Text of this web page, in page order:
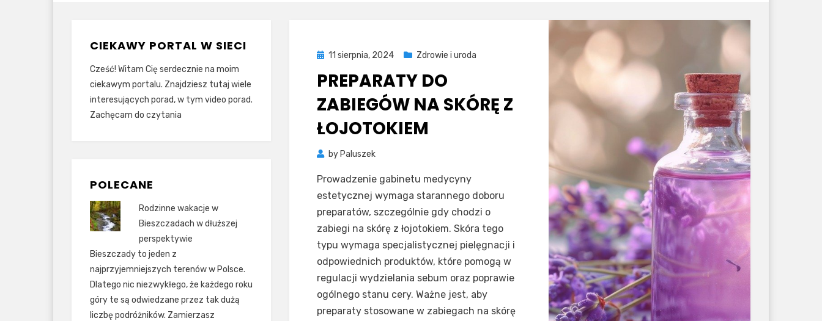
Posted
11 sierpnia, 2024 Zdrowie i uroda
PREPARATY DO
ZABIEGÓW NA SKÓRĘ Z
ŁOJOTOKIEM
by Paluszek
Prowadzenie gabinetu medycyny
estetycznej wymaga starannego doboru
preparatów, szczególnie gdy chodzi o
zabiegi na skórę z łojotokiem. Skóra tego
typu wymaga specjalistycznej pielęgnacji i
odpowiednich produktów, które pomogą w
regulacji wydzielania sebum oraz poprawie
ogólnego stanu cery. Ważne jest, aby
preparaty stosowane w zabiegach na skórę
CIEKAWY PORTAL W SIECI
Cześć! Witam Cię serdecznie na moim
ciekawym portalu. Znajdziesz tutaj wiele
interesujących porad, w tym video porad.
Zachęcam do czytania
POLECANE
Rodzinne wakacje w
Bieszczadach w dłuższej
perspektywie
Bieszczady to jeden z
najprzyjemniejszych terenów w Polsce.
Dlatego nic niezwykłego, że każdego roku
góry te są odwiedzane przez tak dużą
liczbę podróżników. Zamierzasz